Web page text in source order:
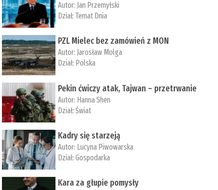
Autor: Jan Przemyłski
Dział:Temat Dnia
PZL Mielec bez zamówień z MON
Autor: Jarosław Molga
Dział: Polska
Pekin ćwiczy atak, Tajwan – przetrwanie
Autor: ­Hanna Shen
Dział:Świat
Kadry się starzeją
Autor: Lucyna Piwowarska
Dział:Gospodarka
Kara za głupie pomysły